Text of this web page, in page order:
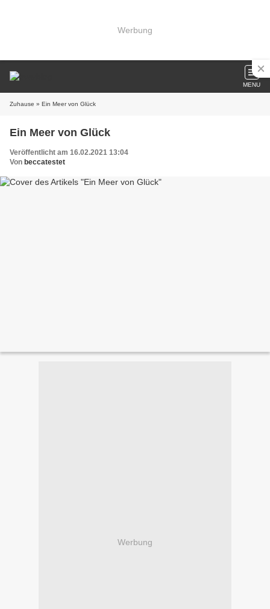
Werbung
MENU
Zuhause » Ein Meer von Glück
Ein Meer von Glück
Veröffentlicht am 16.02.2021 13:04
Von beccatestet
Werbung